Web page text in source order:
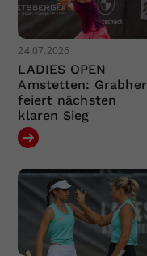
24.07.2026
LADIES OPEN
Amstetten: Grabher
feiert nächsten
klaren Sieg